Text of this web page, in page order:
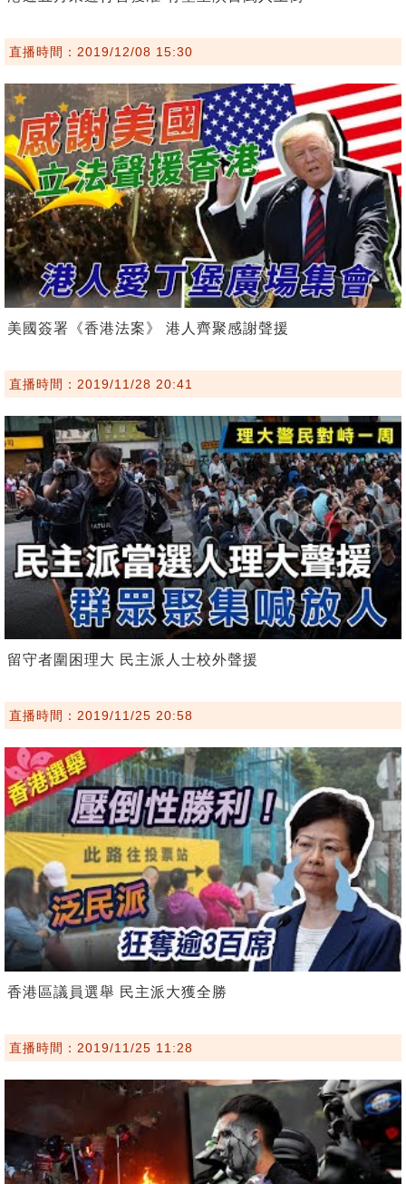
直播時間：2019/12/08 15:30
美國簽署《香港法案》 港人齊聚感謝聲援
直播時間：2019/11/28 20:41
留守者圍困理大 民主派人士校外聲援
直播時間：2019/11/25 20:58
香港區議員選舉 民主派大獲全勝
直播時間：2019/11/25 11:28